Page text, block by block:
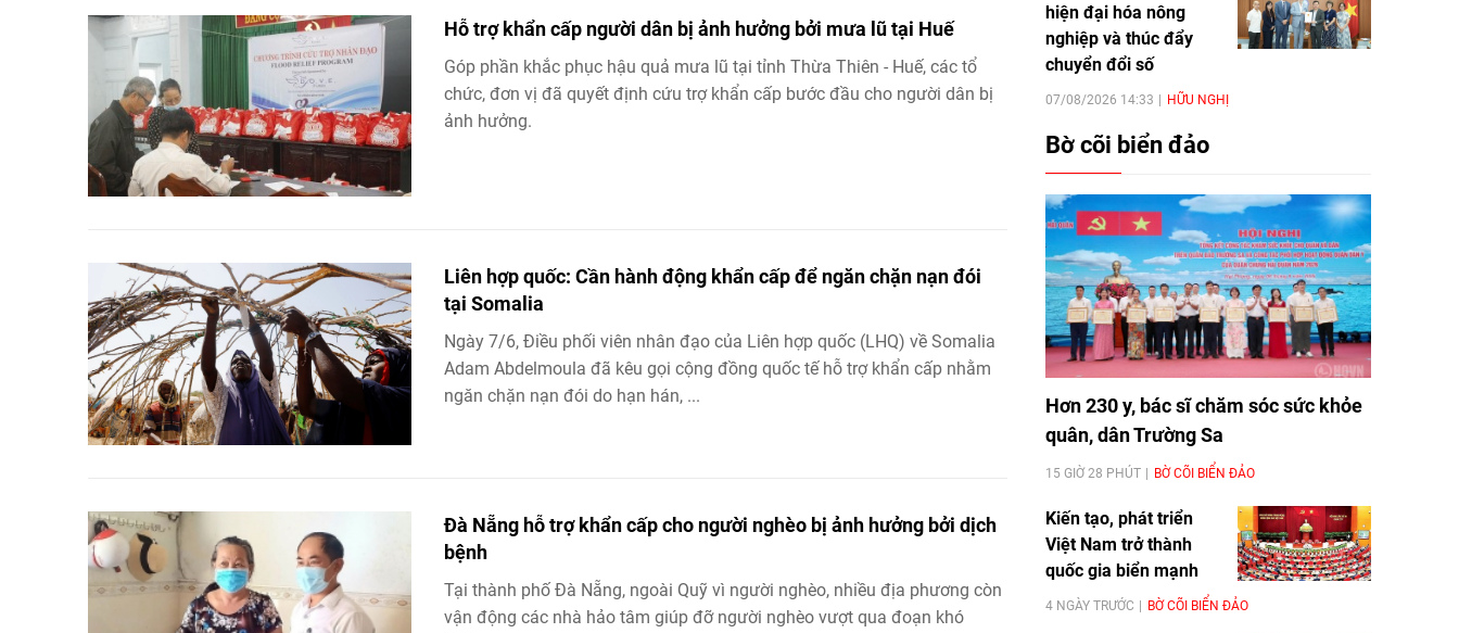
Hỗ trợ khẩn cấp người dân bị ảnh hưởng bởi mưa lũ tại Huế
Góp phần khắc phục hậu quả mưa lũ tại tỉnh Thừa Thiên - Huế, các tổ
chức, đơn vị đã quyết định cứu trợ khẩn cấp bước đầu cho người dân bị
ảnh hưởng.
Liên hợp quốc: Cần hành động khẩn cấp để ngăn chặn nạn đói
tại Somalia
Ngày 7/6, Điều phối viên nhân đạo của Liên hợp quốc (LHQ) về Somalia
Adam Abdelmoula đã kêu gọi cộng đồng quốc tế hỗ trợ khẩn cấp nhằm
ngăn chặn nạn đói do hạn hán, ...
Đà Nẵng hỗ trợ khẩn cấp cho người nghèo bị ảnh hưởng bởi dịch
bệnh
Tại thành phố Đà Nẵng, ngoài Quỹ vì người nghèo, nhiều địa phương còn
vận động các nhà hảo tâm giúp đỡ người nghèo vượt qua đoạn khó
hiện đại hóa nông
nghiệp và thúc đẩy
chuyển đổi số
07/08/2026 14:33 HỮU NGHỊ
Bờ cõi biển đảo
Hơn 230 y, bác sĩ chăm sóc sức khỏe
quân, dân Trường Sa
15 GIỜ 28 PHÚT BỜ CÕI BIỂN ĐẢO
Kiến tạo, phát triển
Việt Nam trở thành
quốc gia biển mạnh
4 NGÀY TRƯỚC BỜ CÕI BIỂN ĐẢO